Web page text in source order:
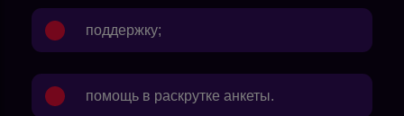
поддержку;
помощь в раскрутке анкеты.